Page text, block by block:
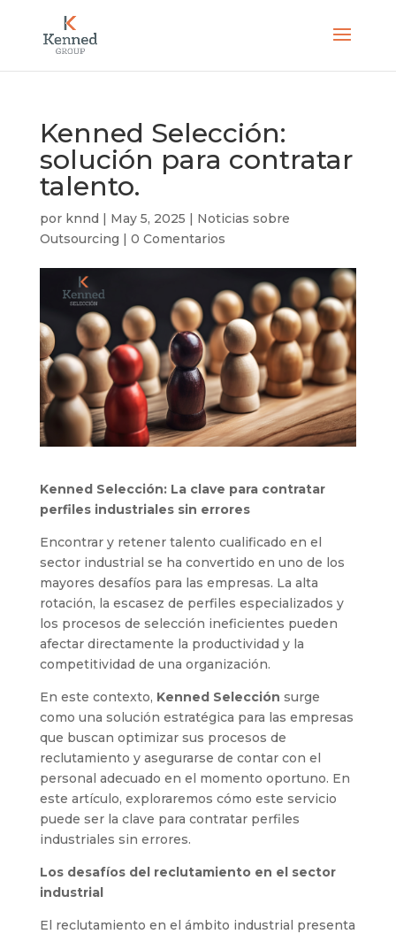
Kenned Selección:
solución para contratar
talento.
por knnd | May 5, 2025 | Noticias sobre
Outsourcing | 0 Comentarios
Kenned Selección: La clave para contratar
perfiles industriales sin errores
Encontrar y retener talento cualificado en el
sector industrial se ha convertido en uno de los
mayores desafíos para las empresas. La alta
rotación, la escasez de perfiles especializados y
los procesos de selección ineficientes pueden
afectar directamente la productividad y la
competitividad de una organización.
En este contexto, Kenned Selección surge
como una solución estratégica para las empresas
que buscan optimizar sus procesos de
reclutamiento y asegurarse de contar con el
personal adecuado en el momento oportuno. En
este artículo, exploraremos cómo este servicio
puede ser la clave para contratar perfiles
industriales sin errores.
Los desafíos del reclutamiento en el sector
industrial
El reclutamiento en el ámbito industrial presenta